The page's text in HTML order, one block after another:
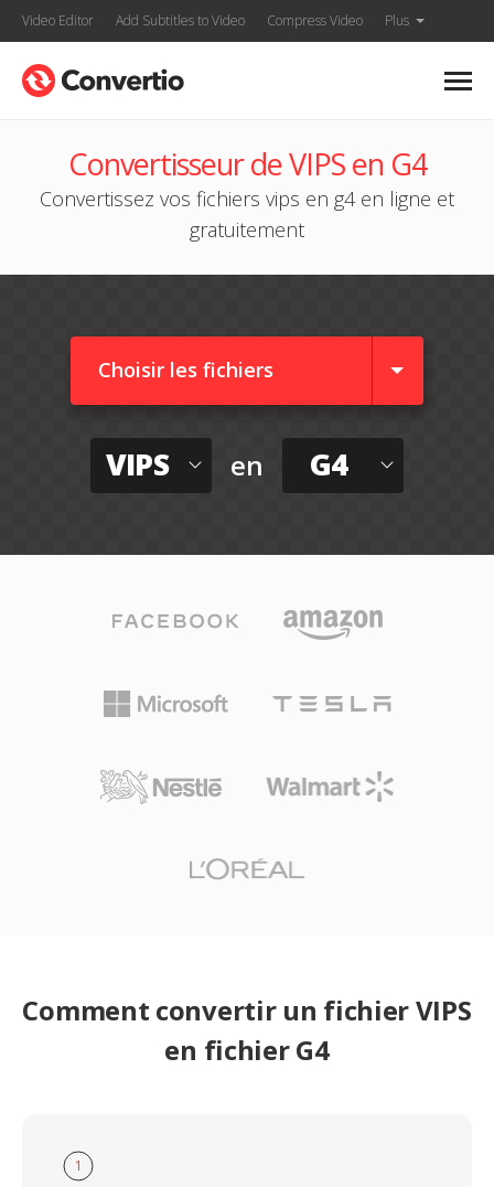
Video Editor Add Subtitles to Video Compress Video Plus
Convertisseur de VIPS en G4
Convertissez vos fichiers vips en g4 en ligne et
gratuitement
Choisir les fichiers
VIPS en G4
Comment convertir un fichier VIPS
en fichier G4
1